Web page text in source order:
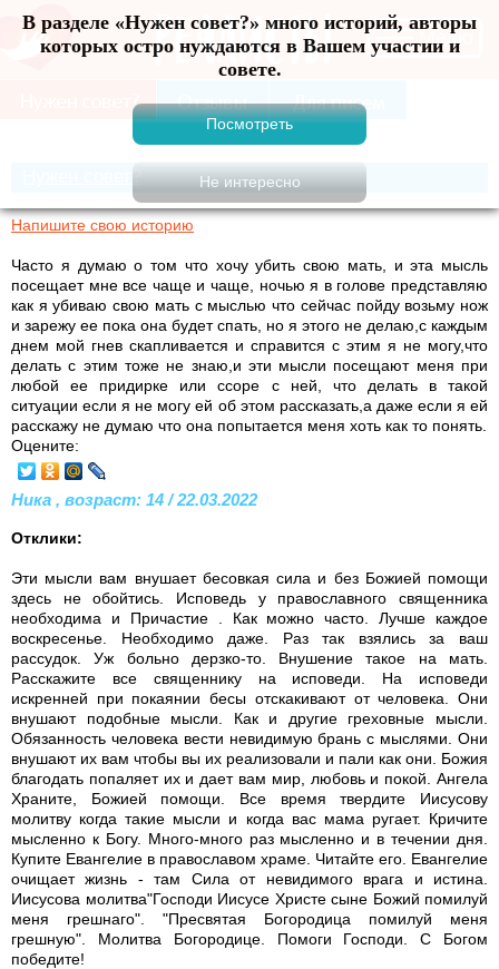
В разделе «Нужен совет?» много историй, авторы
которых остро нуждаются в Вашем участии и
совете.
Меню
Нужен совет?
Напишите свою историю
Часто я думаю о том что хочу убить свою мать, и эта мысль
посещает мне все чаще и чаще, ночью я в голове представляю
как я убиваю свою мать с мыслью что сейчас пойду возьму нож
и зарежу ее пока она будет спать, но я этого не делаю,с каждым
днем мой гнев скапливается и справится с этим я не могу,что
делать с этим тоже не знаю,и эти мысли посещают меня при
любой ее придирке или ссоре с ней, что делать в такой
ситуации если я не могу ей об этом рассказать,а даже если я ей
расскажу не думаю что она попытается меня хоть как то понять.
Оцените:
Ника , возраст: 14 / 22.03.2022
Отклики:
Эти мысли вам внушает бесовкая сила и без Божией помощи
здесь не обойтись. Исповедь у православного священника
необходима и Причастие . Как можно часто. Лучше каждое
воскресенье. Необходимо даже. Раз так взялись за ваш
рассудок. Уж больно дерзко-то. Внушение такое на мать.
Расскажите все священнику на исповеди. На исповеди
искренней при покаянии бесы отскакивают от человека. Они
внушают подобные мысли. Как и другие греховные мысли.
Обязанность человека вести невидимую брань с мыслями. Они
внушают их вам чтобы вы их реализовали и пали как они. Божия
благодать попаляет их и дает вам мир, любовь и покой. Ангела
Храните, Божией помощи. Все время твердите Иисусову
молитву когда такие мысли и когда вас мама ругает. Кричите
мысленно к Богу. Много-много раз мысленно и в течении дня.
Купите Евангелие в православом храме. Читайте его. Евангелие
очищает жизнь - там Сила от невидимого врага и истина.
Иисусова молитва"Господи Иисусе Христе сыне Божий помилуй
меня грешнаго". "Пресвятая Богородица помилуй меня
грешную". Молитва Богородице. Помоги Господи. С Богом
победите!